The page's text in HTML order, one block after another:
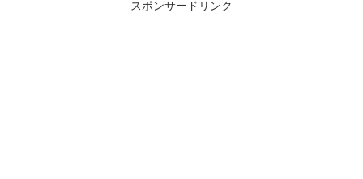
スポンサードリンク